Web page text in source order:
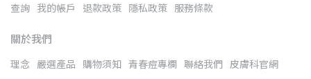
查詢 我的帳戶 退款政策 隱私政策 服務條款
關於我們
理念 嚴選產品 購物須知 青春痘專欄 聯絡我們 皮膚科官網